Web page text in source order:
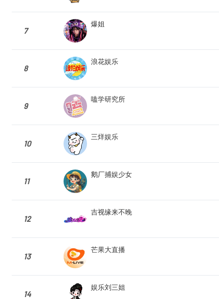
7
爆姐
8
浪花娱乐
9
嗑学研究所
10
三烊娱乐
11
鹅厂捕娱少女
12
吉视缘来不晚
13
芒果大直播
14
娱乐刘三姐